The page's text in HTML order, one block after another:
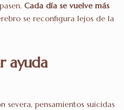
Cada día se vuelve más
se reconfigura lejos de la
ayuda
severa, pensamientos suicidas